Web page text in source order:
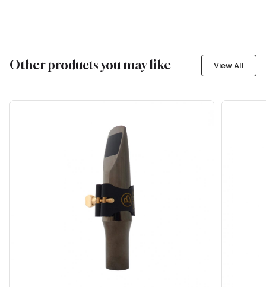
Other products you may like View All